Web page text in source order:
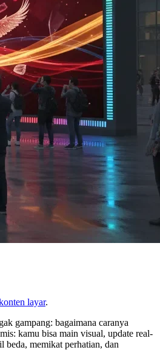
layar.
gampang: bagaimana caranya
kamu bisa main visual, update real-
beda, memikat perhatian, dan